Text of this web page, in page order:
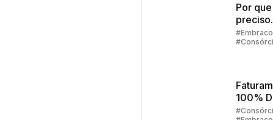
Por
preciso
alguns
100%
Como